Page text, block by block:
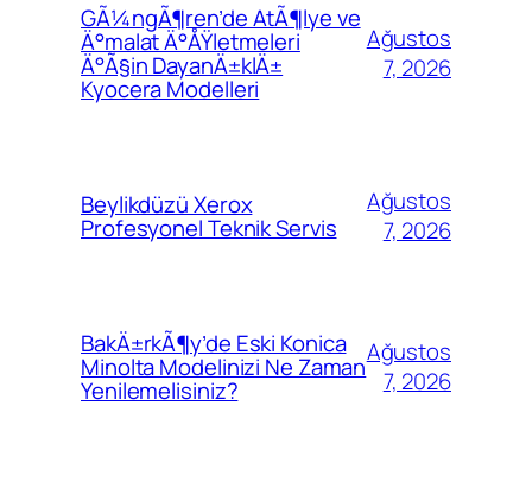
GÃ¼ngÃ¶ren’de AtÃ¶lye ve
Ä°malat Ä°ÅŸletmeleri
Ä°Ã§in DayanÄ±klÄ±
Kyocera Modelleri
Ağustos
7, 2026
Beylikdüzü Xerox
Profesyonel Teknik Servis
Ağustos
7, 2026
BakÄ±rkÃ¶y’de Eski Konica
Minolta Modelinizi Ne Zaman
Yenilemelisiniz?
Ağustos
7, 2026